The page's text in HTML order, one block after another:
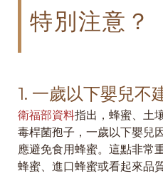
特別注意？
1. 一歲以下嬰兒不
衛福部資料指出，蜂蜜、土
毒桿菌孢子，一歲以下嬰兒
應避免食用蜂蜜。這點非常
蜂蜜、進口蜂蜜或看起來品